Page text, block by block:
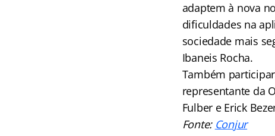
adaptem à nova
dificuldades na
sociedade mais
Ibaneis Rocha.
Também
representante da
Fulber e Erick
Fonte: Conjur